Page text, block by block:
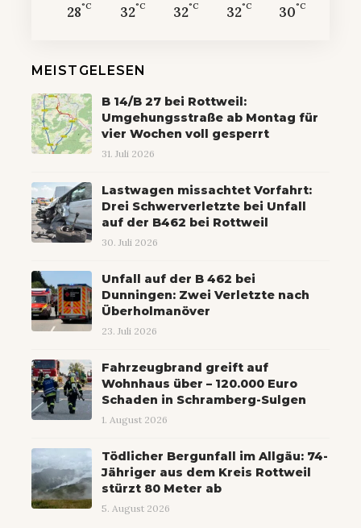
28°C 32°C 32°C 32°C 30°C
MEISTGELESEN
B 14/B 27 bei Rottweil:
Umgehungsstraße ab Montag für
vier Wochen voll gesperrt
31. Juli 2026
Lastwagen missachtet Vorfahrt:
Drei Schwerverletzte bei Unfall
auf der B462 bei Rottweil
30. Juli 2026
Unfall auf der B 462 bei
Dunningen: Zwei Verletzte nach
Überholmanöver
23. Juli 2026
Fahrzeugbrand greift auf
Wohnhaus über – 120.000 Euro
Schaden in Schramberg-Sulgen
1. August 2026
Tödlicher Bergunfall im Allgäu: 74-
Jähriger aus dem Kreis Rottweil
stürzt 80 Meter ab
5. August 2026